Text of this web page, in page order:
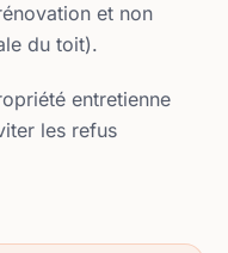
et non
du toit).
entretienne
les refus